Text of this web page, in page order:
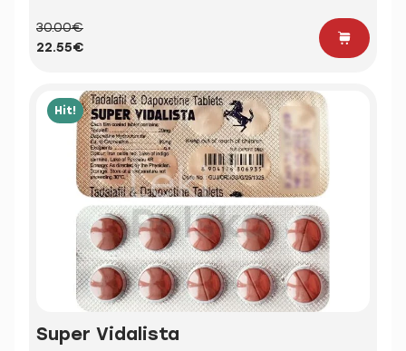
30.00€
22.55€
Hit!
Super Vidalista